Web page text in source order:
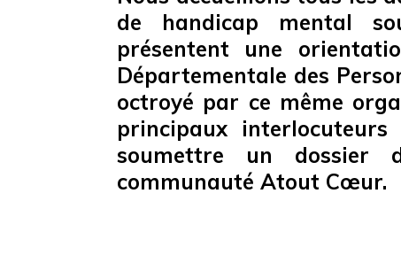
de handicap mental
présentent une
Départementale des
octroyé par ce même
principaux interlocuteurs
soumettre un dossier
communauté Atout Cœur.